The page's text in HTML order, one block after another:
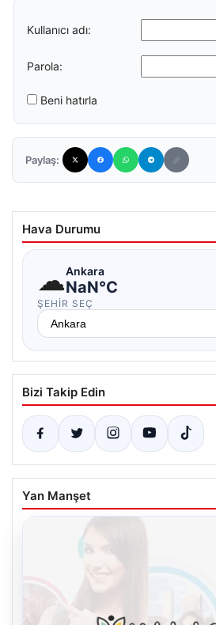
Kullanıcı adı:
Parola:
Beni hatırla
Paylaş:
Hava Durumu
☁Ankara
NaN°C
ŞEHIR SEÇ
Bizi Takip Edin
Yan Manşet